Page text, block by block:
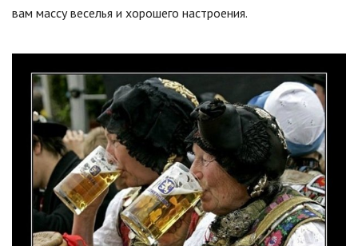
вам массу веселья и хорошего настроения.